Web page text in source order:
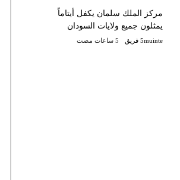
مركز الملك سلمان يكفل أيتاماً
يمثلون جميع ولايات السودان
5muinte فريق